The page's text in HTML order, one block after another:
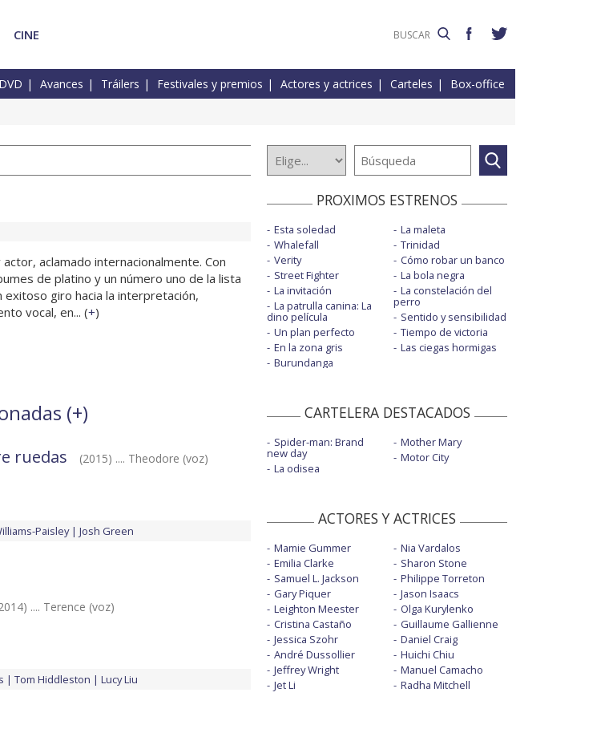
CINE
DVD Avances Tráilers Festivales y premios Actores y actrices Carteles Box-office
aclamado internacionalmente. Con
de platino y un número uno de la lista
giro hacia la interpretación,
vocal, en... (+)
(+)
ruedas
(2015) .... Theodore (voz)
Paisley Josh Green
.... Terence (voz)
Tom Hiddleston Lucy Liu
PROXIMOS ESTRENOS
Esta soledad
Whalefall
Verity
Street Fighter
La invitación
La patrulla canina: La
dino película
Un plan perfecto
En la zona gris
Burundanga
La maleta
Trinidad
Cómo robar un banco
La bola negra
La constelación del
perro
Sentido y sensibilidad
Tiempo de victoria
Las ciegas hormigas
CARTELERA DESTACADOS
Spider-man: Brand
new day
La odisea
Mother Mary
Motor City
ACTORES Y ACTRICES
Mamie Gummer
Emilia Clarke
Samuel L. Jackson
Gary Piquer
Leighton Meester
Cristina Castaño
Jessica Szohr
André Dussollier
Jeffrey Wright
Jet Li
Nia Vardalos
Sharon Stone
Philippe Torreton
Jason Isaacs
Olga Kurylenko
Guillaume Gallienne
Daniel Craig
Huichi Chiu
Manuel Camacho
Radha Mitchell